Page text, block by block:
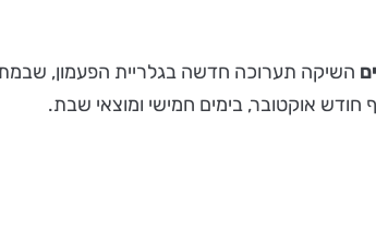
השיקה תערוכה חדשה בגלריית הפעמון,
אוקטובר, בימים חמישי ומוצאי שבת.